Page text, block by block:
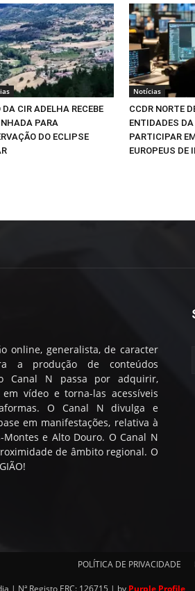
DA CIR ADELHA RECEBE
PARA
DO ECLIPSE
Notícias
CCDR NORTE
ENTIDADES DA
PARTICIPAR
EUROPEUS DE
online, generalista, de caracter
a produção de conteúdos
Canal N passa por adquirir,
vídeo e torna-las acessíveis
O Canal N divulga e
em manifestações, relativa à
e Alto Douro. O Canal N
de âmbito regional. O
POLÍTICA DE PRIVACIDADE
| Nª Registo ERC: 126715 | by Purple Profile